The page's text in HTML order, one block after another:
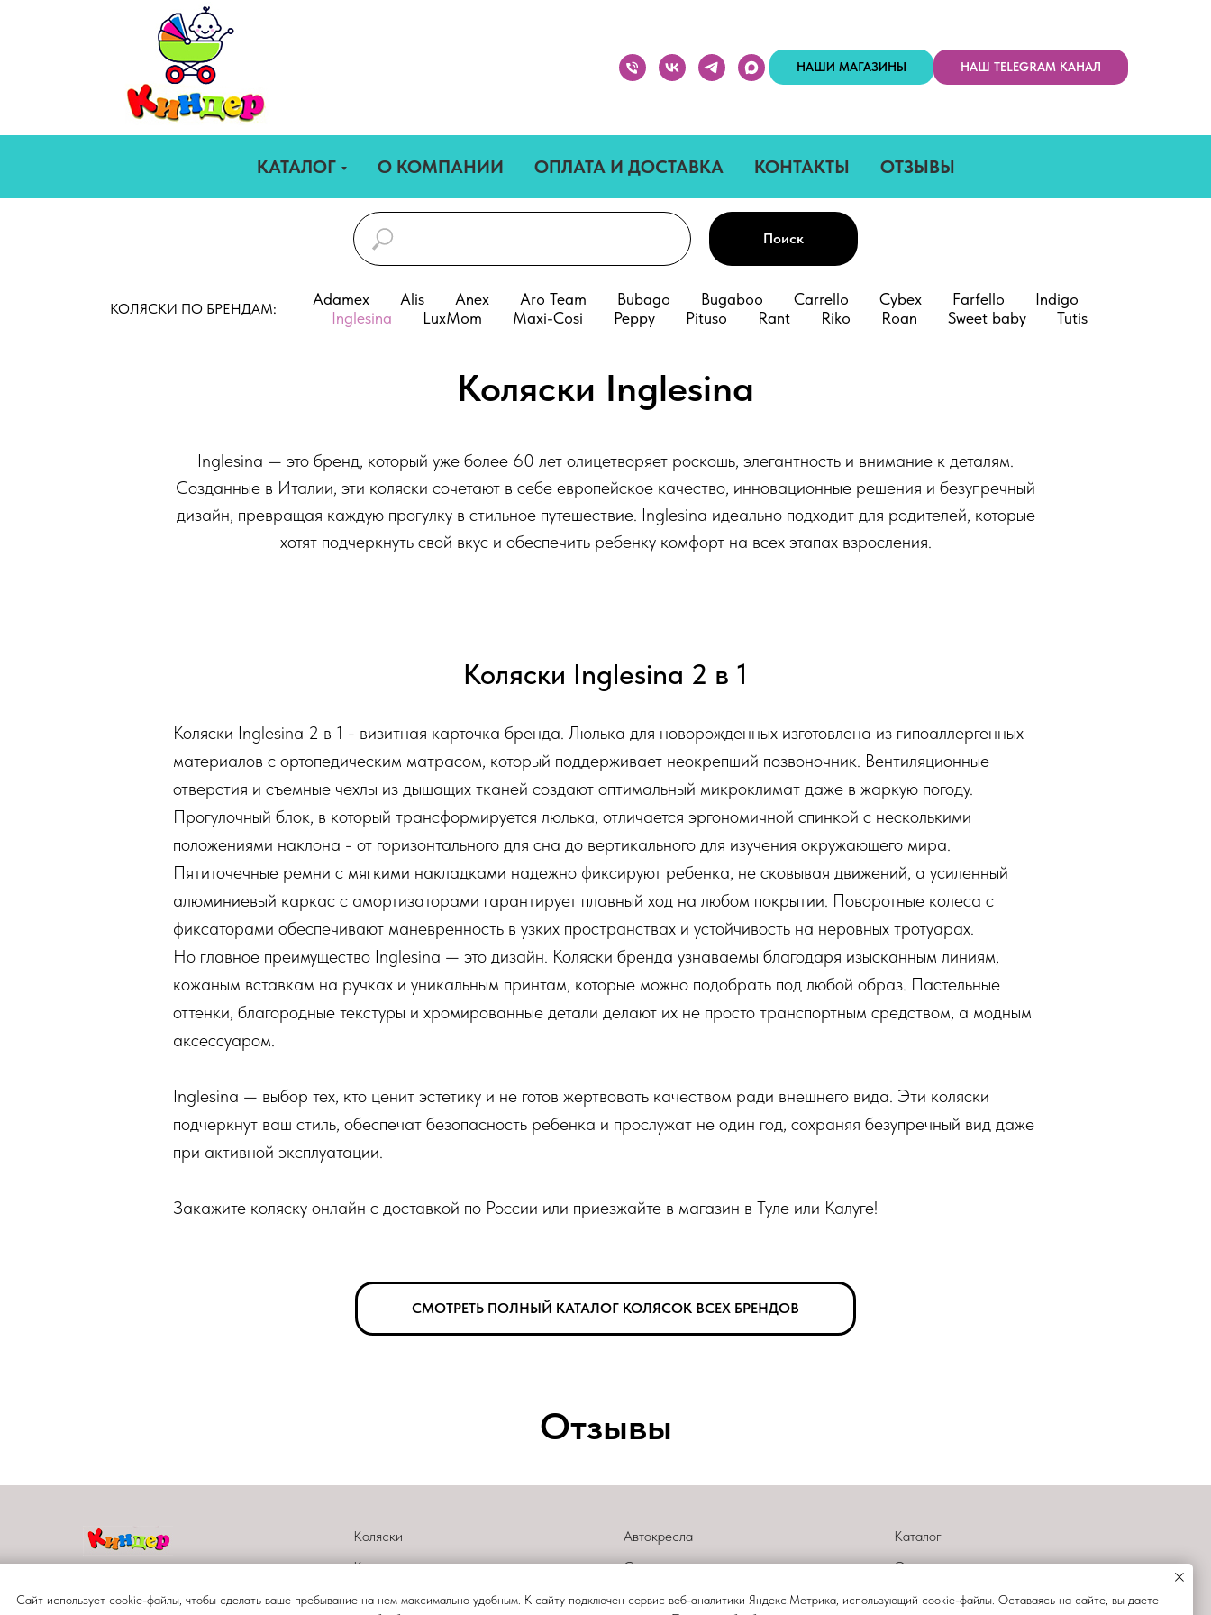
НАШИ МАГАЗИНЫ НАШ TELEGRAM КАНАЛ
КАТАЛОГ О КОМПАНИИ ОПЛАТА И ДОСТАВКА КОНТАКТЫ ОТЗЫВЫ
Поиск
КОЛЯСКИ ПО БРЕНДАМ:
Adamex Alis Anex Aro Team Bubago Bugaboo Carrello Cybex Farfello
Indigo
Inglesina
LuxMom Maxi-Cosi Peppy Pituso Rant Riko Roan Sweet baby Tutis
Коляски Inglesina
Inglesina — это бренд, который уже более 60 лет олицетворяет роскошь, элегантность и внимание к деталям.
Созданные в Италии, эти коляски сочетают в себе европейское качество, инновационные решения и безупречный
дизайн, превращая каждую прогулку в стильное путешествие. Inglesina идеально подходит для родителей, которые
хотят подчеркнуть свой вкус и обеспечить ребенку комфорт на всех этапах взросления.
Коляски Inglesina 2 в 1
Коляски Inglesina 2 в 1 - визитная карточка бренда. Люлька для новорожденных изготовлена из гипоаллергенных
материалов с ортопедическим матрасом, который поддерживает неокрепший позвоночник. Вентиляционные
отверстия и съемные чехлы из дышащих тканей создают оптимальный микроклимат даже в жаркую погоду.
Прогулочный блок, в который трансформируется люлька, отличается эргономичной спинкой с несколькими
положениями наклона - от горизонтального для сна до вертикального для изучения окружающего мира.
Пятиточечные ремни с мягкими накладками надежно фиксируют ребенка, не сковывая движений, а усиленный
алюминиевый каркас с амортизаторами гарантирует плавный ход на любом покрытии. Поворотные колеса с
фиксаторами обеспечивают маневренность в узких пространствах и устойчивость на неровных тротуарах.
Но главное преимущество Inglesina — это дизайн. Коляски бренда узнаваемы благодаря изысканным линиям,
кожаным вставкам на ручках и уникальным принтам, которые можно подобрать под любой образ. Пастельные
оттенки, благородные текстуры и хромированные детали делают их не просто транспортным средством, а модным
аксессуаром.
Inglesina — выбор тех, кто ценит эстетику и не готов жертвовать качеством ради внешнего вида. Эти коляски
подчеркнут ваш стиль, обеспечат безопасность ребенка и прослужат не один год, сохраняя безупречный вид даже
при активной эксплуатации.
Закажите коляску онлайн с доставкой по России или приезжайте в магазин в Туле или Калуге!
СМОТРЕТЬ ПОЛНЫЙ КАТАЛОГ КОЛЯСОК ВСЕХ БРЕНДОВ
Сайт использует cookie-файлы, чтобы сделать ваше пребывание на нем максимально удобным. К сайту подключен сервис веб-аналитики Яндекс.Метрика, использующий cookie-файлы. Оставаясь на сайте, вы даете
Отзывы
Коляски
Комоды
Кроватки
Автокресла
Стульчики
Манежи
Каталог
О компании
Оплата и доставка